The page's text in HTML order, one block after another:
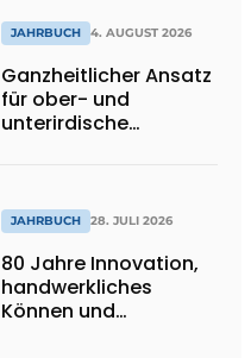
lässt Tageslicht tief
ins Innere strömen
JAHRBUCH 4. AUGUST 2026
Ganzheitlicher Ansatz
für ober- und
unterirdische
JAHRBUCH 28. JULI 2026
80 Jahre Innovation,
handwerkliches
Können und